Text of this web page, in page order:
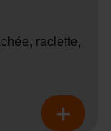
raclette,